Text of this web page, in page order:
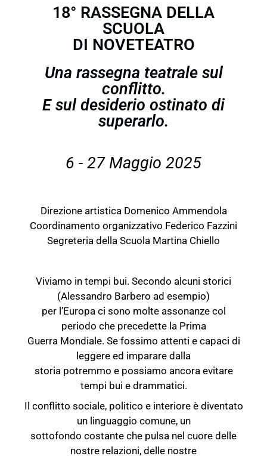
18° RASSEGNA DELLA
SCUOLA
DI NOVETEATRO
Una rassegna teatrale sul
conflitto.
E sul desiderio ostinato di
superarlo.
6 - 27 Maggio 2025
Direzione artistica Domenico Ammendola
Coordinamento organizzativo Federico Fazzini
Segreteria della Scuola Martina Chiello
Viviamo in tempi bui. Secondo alcuni storici
(Alessandro Barbero ad esempio)
per l’Europa ci sono molte assonanze col
periodo che precedette la Prima
Guerra Mondiale. Se fossimo attenti e capaci di
leggere ed imparare dalla
storia potremmo e possiamo ancora evitare
tempi bui e drammatici.
Il conflitto sociale, politico e interiore è diventato
un linguaggio comune, un
sottofondo costante che pulsa nel cuore delle
nostre relazioni, delle nostre